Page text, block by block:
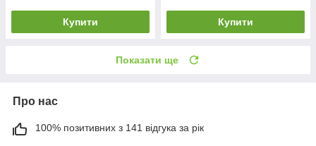
Купити Купити
Показати ще
Про нас
100% позитивних з 141 відгука за рік